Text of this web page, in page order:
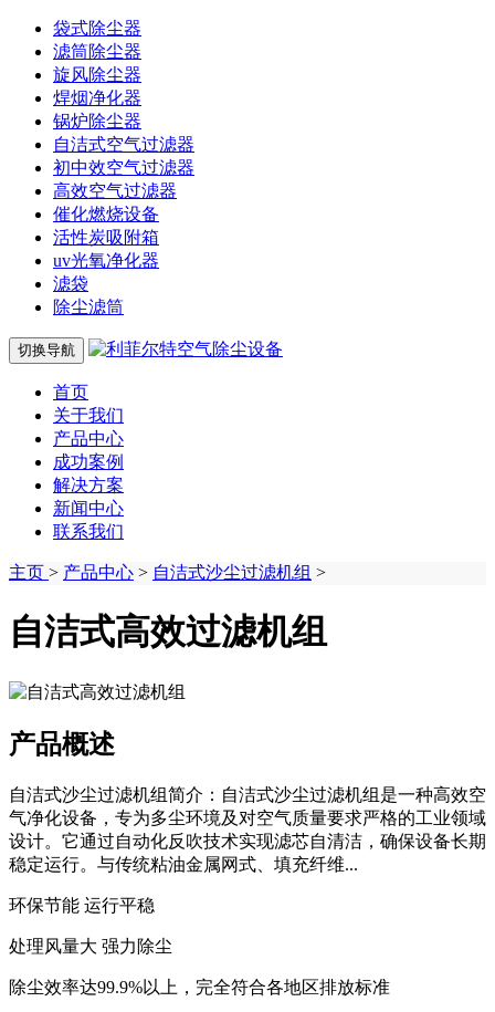
袋式除尘器
滤筒除尘器
旋风除尘器
焊烟净化器
锅炉除尘器
自洁式空气过滤器
初中效空气过滤器
高效空气过滤器
催化燃烧设备
活性炭吸附箱
uv光氧净化器
滤袋
除尘滤筒
切换导航
首页
关于我们
产品中心
成功案例
解决方案
新闻中心
联系我们
主页 > 产品中心 > 自洁式沙尘过滤机组 >
自洁式高效过滤机组
产品概述
自洁式沙尘过滤机组简介：自洁式沙尘过滤机组是一种高效空
气净化设备，专为多尘环境及对空气质量要求严格的工业领域
设计。它通过自动化反吹技术实现滤芯自清洁，确保设备长期
稳定运行。与传统粘油金属网式、填充纤维...
环保节能 运行平稳
处理风量大 强力除尘
除尘效率达99.9%以上，完全符合各地区排放标准